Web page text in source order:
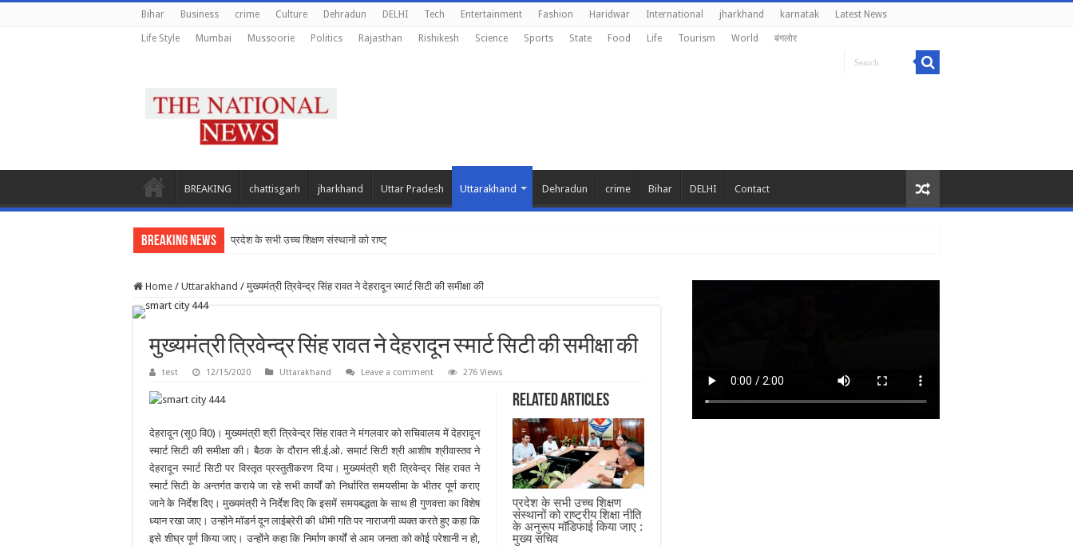
Bihar Business crime Culture Dehradun DELHI Tech Entertainment Fashion Haridwar International jharkhand karnatak Latest News
Life Style Mumbai Mussoorie Politics Rajasthan Rishikesh Science Sports State Food Life Tourism World बंगलोर
BREAKING chattisgarh jharkhand Uttar Pradesh Uttarakhand Dehradun crime Bihar DELHI Contact
Breaking News प्रदेश के सभी उच्च शिक्षण संस्थानों को राष्ट्रीय शिक्षा न
Home / Uttarakhand / मुख्यमंत्री त्रिवेन्द्र सिंह रावत ने देहरादून स्मार्ट सिटी की समीक्षा की
मुख्यमंत्री त्रिवेन्द्र सिंह रावत ने देहरादून स्मार्ट सिटी की समीक्षा की
test 12/15/2020 Uttarakhand Leave a comment 276 Views
Related Articles
प्रदेश के सभी उच्च शिक्षण
संस्थानों को राष्ट्रीय शिक्षा नीति
के अनुरूप मॉडिफाई किया जाए :
मुख्य सचिव
देहरादून (सू0 वि0)। मुख्यमंत्री श्री त्रिवेन्द्र सिंह रावत ने मंगलवार को सचिवालय में देहरादून
स्मार्ट सिटी की समीक्षा की। बैठक के दौरान सी.ई.ओ. समार्ट सिटी श्री आशीष श्रीवास्तव ने
देहरादून स्मार्ट सिटी पर विस्तृत प्रस्तुतीकरण दिया। मुख्यमंत्री श्री त्रिवेन्द्र सिंह रावत ने
स्मार्ट सिटी के अन्तर्गत कराये जा रहे सभी कार्यों को निर्धारित समयसीमा के भीतर पूर्ण कराए
जाने के निर्देश दिए। मुख्यमंत्री ने निर्देश दिए कि इसमें समयबद्धता के साथ ही गुणवत्ता का विशेष
ध्यान रखा जाए। उन्होंने माॅडर्न दून लाईब्रेरी की धीमी गति पर नाराजगी व्यक्त करते हुए कहा कि
इसे शीघ्र पूर्ण किया जाए। उन्होंने कहा कि निर्माण कार्यों से आम जनता को कोई परेशानी न हो,